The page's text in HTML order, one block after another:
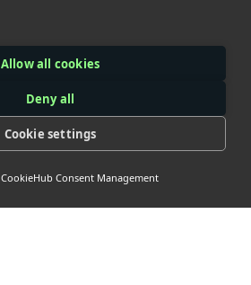
Allow all cookies
Deny all
Cookie settings
CookieHub Consent Management